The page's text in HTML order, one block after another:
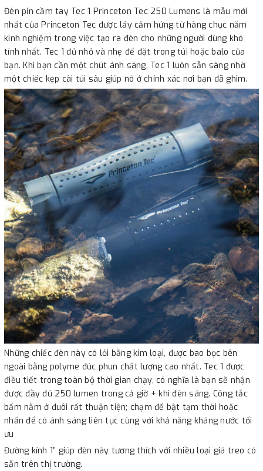
Đèn pin cầm tay Tec 1 Princeton Tec 250 Lumens là mẫu mới
nhất của Princeton Tec được lấy cảm hứng từ hàng chục năm
kinh nghiệm trong việc tạo ra đèn cho những người dùng khó
tính nhất. Tec 1 đủ nhỏ và nhẹ để đặt trong túi hoặc balo của
bạn. Khi bạn cần một chút ánh sáng, Tec 1 luôn sẵn sàng nhờ
một chiếc kẹp cài túi sâu giúp nó ở chính xác nơi bạn đã ghim.
Những chiếc đèn này có lỏi bằng kim loại, được bao bọc bên
ngoài bằng polyme đúc phun chất lượng cao nhất. Tec 1 được
điều tiết trong toàn bộ thời gian chạy, có nghĩa là bạn sẽ nhận
được đầy đủ 250 lumen trong cả giờ + khi đèn sáng. Công tắc
bấm nằm ở đuôi rất thuận tiện; chạm để bật tạm thời hoặc
nhấn để có ánh sáng liên tục cùng với khả năng kháng nước tối
ưu
Đường kính 1” giúp đèn này tương thích với nhiều loại giá treo có
sẵn trên thị trường.